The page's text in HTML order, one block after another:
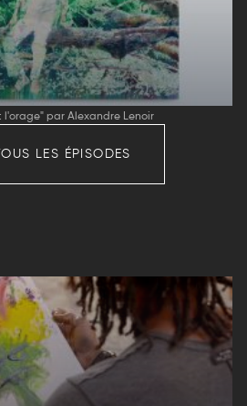
l'orage" par Alexandre Lenoir
LES ÉPISODES